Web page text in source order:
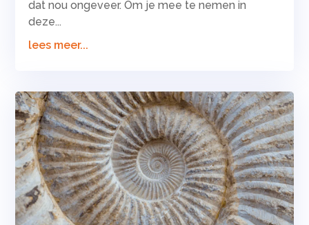
dat nou ongeveer. Om je mee te nemen in
deze...
lees meer...